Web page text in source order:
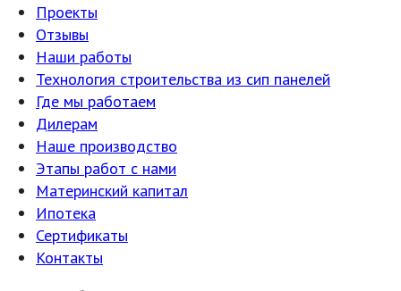
Проекты
Отзывы
Наши работы
Технология строительства из сип панелей
Где мы работаем
Дилерам
Наше производство
Этапы работ с нами
Материнский капитал
Ипотека
Сертификаты
Контакты